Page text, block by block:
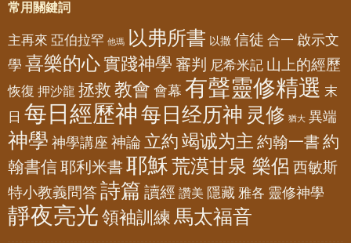
常用關鍵詞
主再來 亞伯拉罕 他瑪 以弗所書 以撒 信徒 合一 啟示文
學 喜樂的心實踐神學 審判 尼希米記 山上的經歷
恢復 押沙龍 拯救 教會 會幕 有聲靈修精選 末
日 每日經歷神 每日经历神 灵修 猶大 異端
神學 神學講座 神論 立約 竭诚为主 約翰一書 約
翰書信耶利米書 耶穌荒漠甘泉 樂侶 西敏斯
特小教義問答詩篇 讀經 讚美 隱藏 雅各 靈修神學
靜夜亮光 領袖訓練 馬太福音